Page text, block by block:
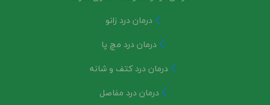
درمان درد زانو
درمان درد مچ پا
درمان درد کتف و شانه
درمان درد مفاصل